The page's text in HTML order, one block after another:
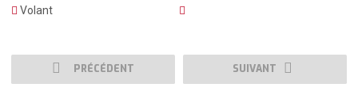
Volant
PRÉCÉDENT SUIVANT